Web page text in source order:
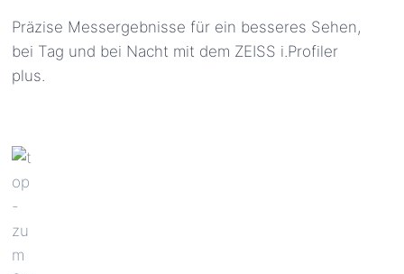
Präzise Messergebnisse für ein besseres Sehen,
bei Tag und bei Nacht mit dem ZEISS i.Profiler
plus.